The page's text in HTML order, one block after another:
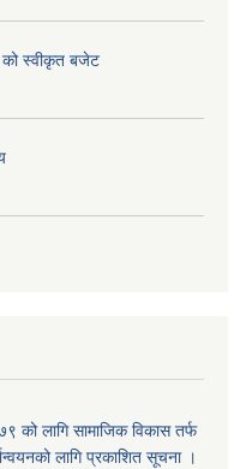
स्वीकृत बजेट
लागि सामाजिक विकास तर्फ
लागि प्रकाशित सूचना ।